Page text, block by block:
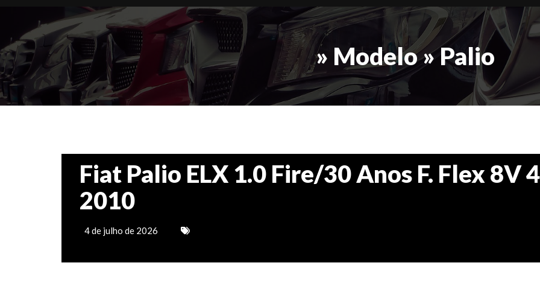
» Modelo » Palio
Fiat Palio ELX 1.0 Fire/30 Anos F. Flex 8V
2010
4 de julho de 2026